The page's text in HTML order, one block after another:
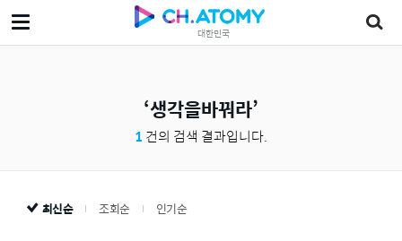
대한민국
생각을바꿔라
1 건의 검색 결과입니다.
최신순 조회순 인기순